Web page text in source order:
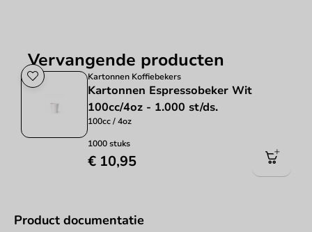
Product documentatie
Vervangende producten
Kartonnen Koffiebekers
Kartonnen Espressobeker Wit
100cc/4oz - 1.000 st/ds.
100cc / 4oz
1000 stuks
€ 10,95